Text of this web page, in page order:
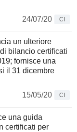
24/07/20
CI
un ulteriore
bilancio certificati
fornisce una
il 31 dicembre
15/05/20
CI
una guida
certificati per